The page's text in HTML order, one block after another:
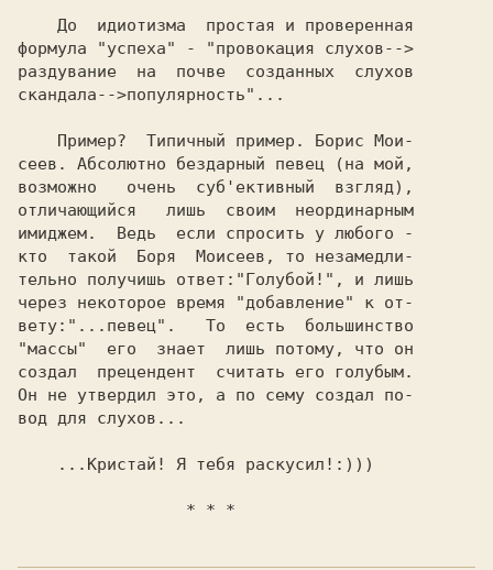
формула "успеха" - "провокация слухов-->
раздувание  на  почве  созданных  слухов
скандала-->популярность"...
сеев. Абсолютно бездарный певец (на мой,
возможно   очень  суб'ективный  взгляд),
отличающийся   лишь  своим  неординарным
имиджем.  Ведь  если спросить у любого -
кто  такой  Боря  Моисеев, то незамедли-
тельно получишь ответ:"Голубой!", и лишь
через некоторое время "добавление" к от-
вету:"...певец".   То  есть  большинство
"массы"  его  знает  лишь потому, что он
создал  прецендент  считать его голубым.
Он не утвердил это, а по сему создал по-
вод для слухов...
                 * * *